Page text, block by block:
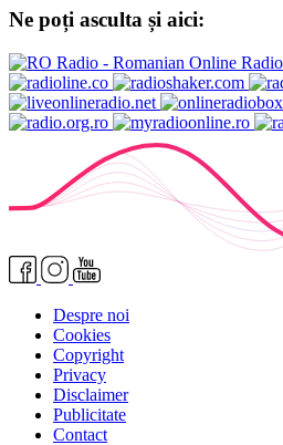
Ne poți asculta și aici:
Despre noi
Cookies
Copyright
Privacy
Disclaimer
Publicitate
Contact